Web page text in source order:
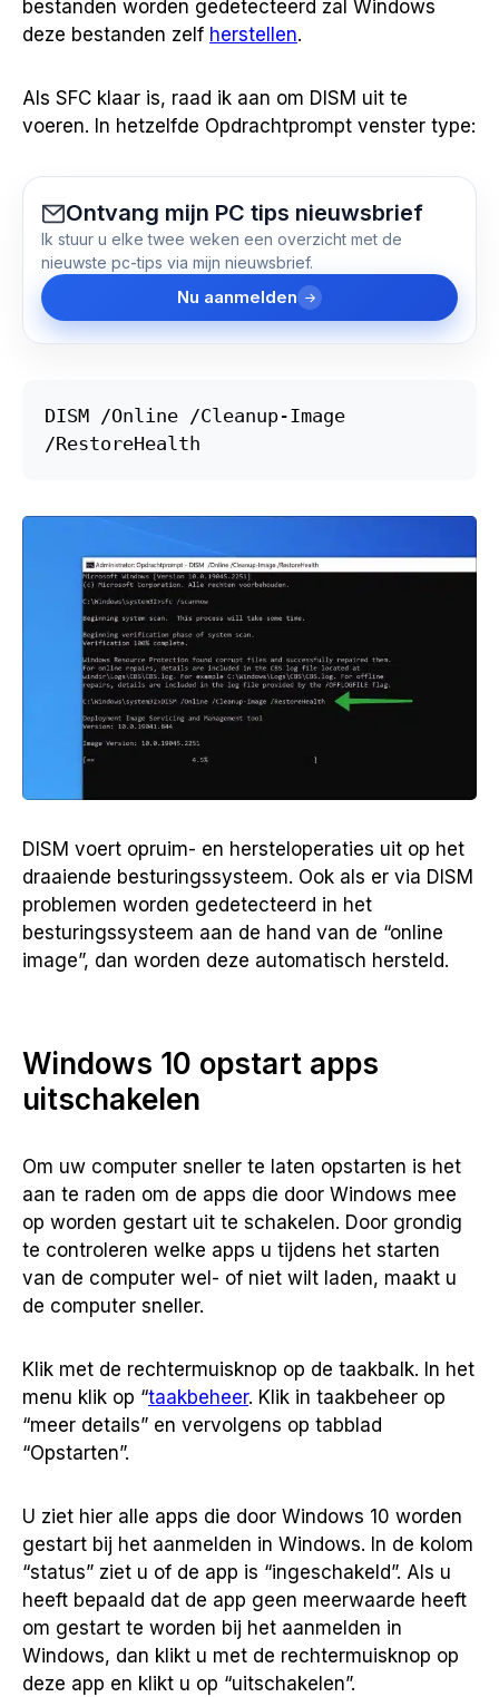
bestanden worden gedetecteerd zal Windows
deze bestanden zelf herstellen.
Als SFC klaar is, raad ik aan om DISM uit te
voeren. In hetzelfde Opdrachtprompt venster type:
Ontvang mijn PC tips nieuwsbrief
Ik stuur u elke twee weken een overzicht met de
nieuwste pc-tips via mijn nieuwsbrief.
Nu aanmelden
DISM /Online /Cleanup-Image
/RestoreHealth
DISM voert opruim- en hersteloperaties uit op het
draaiende besturingssysteem. Ook als er via DISM
problemen worden gedetecteerd in het
besturingssysteem aan de hand van de “online
image”, dan worden deze automatisch hersteld.
Windows 10 opstart apps
uitschakelen
Om uw computer sneller te laten opstarten is het
aan te raden om de apps die door Windows mee
op worden gestart uit te schakelen. Door grondig
te controleren welke apps u tijdens het starten
van de computer wel- of niet wilt laden, maakt u
de computer sneller.
Klik met de rechtermuisknop op de taakbalk. In het
menu klik op “taakbeheer. Klik in taakbeheer op
“meer details” en vervolgens op tabblad
“Opstarten”.
U ziet hier alle apps die door Windows 10 worden
gestart bij het aanmelden in Windows. In de kolom
“status” ziet u of de app is “ingeschakeld”. Als u
heeft bepaald dat de app geen meerwaarde heeft
om gestart te worden bij het aanmelden in
Windows, dan klikt u met de rechtermuisknop op
deze app en klikt u op “uitschakelen”.